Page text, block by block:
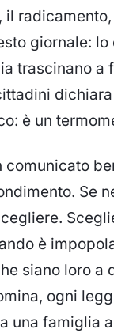
giornale:
trascinano a
dichiara
è un
comunicato
Se
è
siano loro a
ogni
una famiglia